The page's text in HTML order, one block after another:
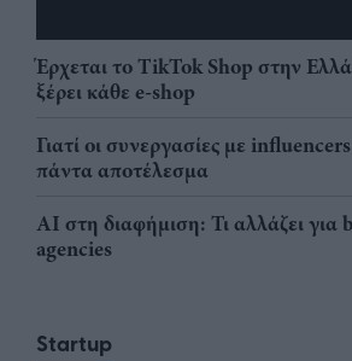
Έρχεται το TikTok Shop στην
ξέρει κάθε e-shop
Γιατί οι συνεργασίες με
πάντα αποτέλεσμα
AI στη διαφήμιση: Τι αλλάζει για
agencies
Startup